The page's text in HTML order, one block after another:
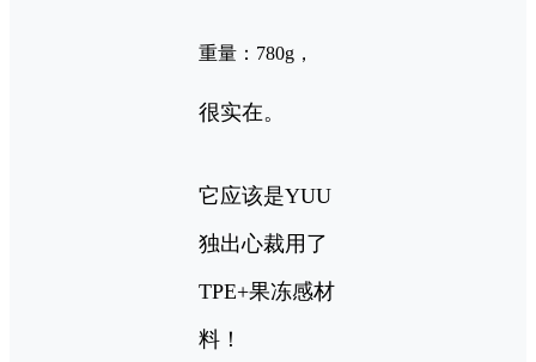
重量：780g，
很实在。
它应该是YUU
独出心裁用了
TPE+果冻感材
料！